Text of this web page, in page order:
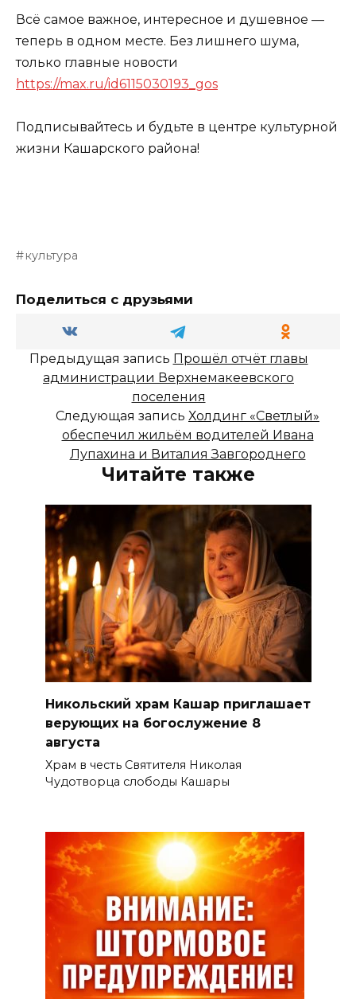
Всё самое важное, интересное и душевное —
теперь в одном месте. Без лишнего шума,
только главные новости
https://max.ru/id6115030193_gos
Подписывайтесь и будьте в центре культурной
жизни Кашарского района!
культура
Поделиться с друзьями
Предыдущая запись Прошёл отчёт главы
администрации Верхнемакеевского
поселения
Следующая запись Холдинг «Светлый»
обеспечил жильём водителей Ивана
Лупахина и Виталия Завгороднего
Читайте также
Никольский храм Кашар приглашает
верующих на богослужение 8
августа
Храм в честь Святителя Николая
Чудотворца слободы Кашары